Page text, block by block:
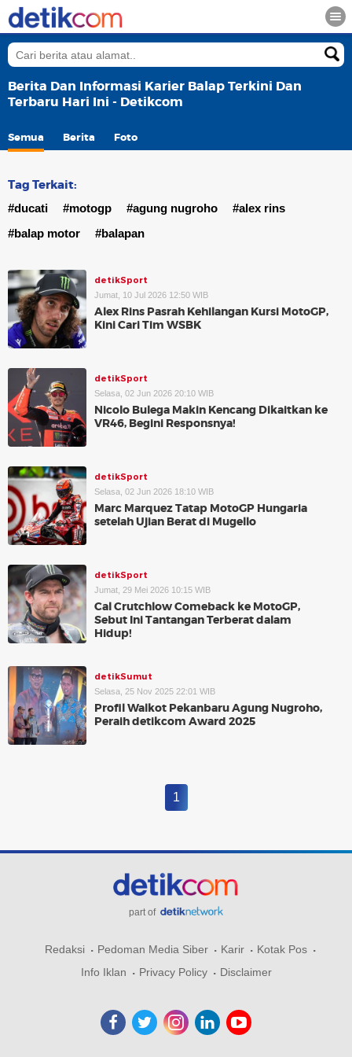
Berita Dan Informasi Karier Balap Terkini Dan
Terbaru Hari Ini - Detikcom
Semua Berita Foto
Tag Terkait:
#ducati #motogp #agung nugroho
#alex rins
#balap motor
#balapan
detikSport
Jumat, 10 Jul 2026 12:50 WIB
Alex Rins Pasrah Kehilangan Kursi MotoGP,
Kini Cari Tim WSBK
detikSport
Selasa, 02 Jun 2026 20:10 WIB
Nicolo Bulega Makin Kencang Dikaitkan ke
VR46, Begini Responsnya!
detikSport
Selasa, 02 Jun 2026 18:10 WIB
Marc Marquez Tatap MotoGP Hungaria
setelah Ujian Berat di Mugello
detikSport
Jumat, 29 Mei 2026 10:15 WIB
Cal Crutchlow Comeback ke MotoGP,
Sebut Ini Tantangan Terberat dalam
Hidup!
detikSumut
Selasa, 25 Nov 2025 22:01 WIB
Profil Walkot Pekanbaru Agung Nugroho,
Peraih detikcom Award 2025
1
part of
Redaksi Pedoman Media Siber Karir
Kotak Pos
Info Iklan
Privacy Policy Disclaimer